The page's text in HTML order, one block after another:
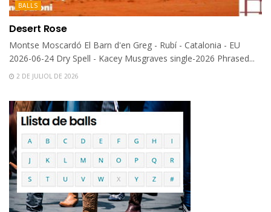
BALLS
Desert Rose
Montse Moscardó El Barn d'en Greg - Rubí - Catalonia - EU
2026-06-24 Dry Spell - Kacey Musgraves single-2026 Phrased...
2 DE JULIOL DE 2026